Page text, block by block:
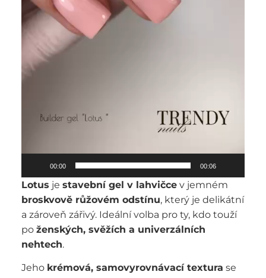
00:00 00:06
Lotus je stavební gel v lahvičce v jemném
broskvově růžovém odstínu, který je delikátní
a zároveň zářivý. Ideální volba pro ty, kdo touží
po ženských, svěžích a univerzálních
nehtech.
Jeho krémová, samovyrovnávací textura se